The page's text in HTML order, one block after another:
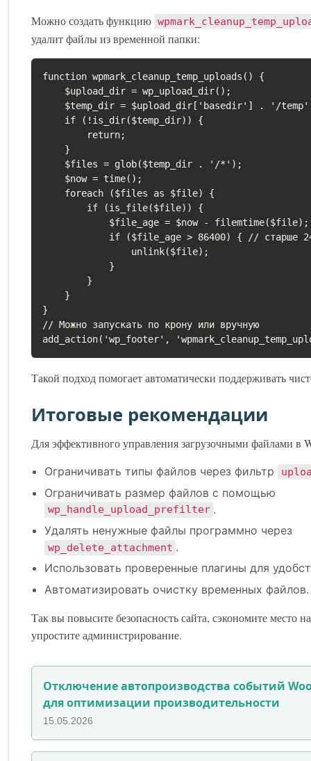
Можно создать функцию
удалит файлы из временной папки:
function wpmark_cleanup_temp_uploads() {
}
// Можно запускать по крону или вручную
add_action('wp_footer',
Такой подход помогает автоматически поддерживать
Итоговые рекомендации
Для эффективного управления загрузочными файлами в
Ограничивать типы файлов через фильтр
Ограничивать размер файлов с помощью
wp_handle_upload_prefilter .
Удалять ненужные файлы программно через
wp_delete_attachment .
Использовать проверенные плагины для
Автоматизировать очистку временных файлов.
Так вы повысите безопасность сайта, сэкономите место
упростите администрирование.
Отключение автопроизводства событий
для оптимизации производительности
15.05.2026